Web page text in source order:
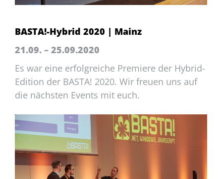
BASTA!-Hybrid 2020 | Mainz
21.09. – 25.09.2020
Es war eine erfolgreiche Premiere der Hybrid-
Edition der BASTA! 2020. Wir freuen uns auf
die nächsten Events mit euch.